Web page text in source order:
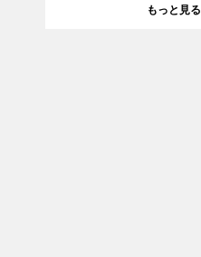
もっと見る